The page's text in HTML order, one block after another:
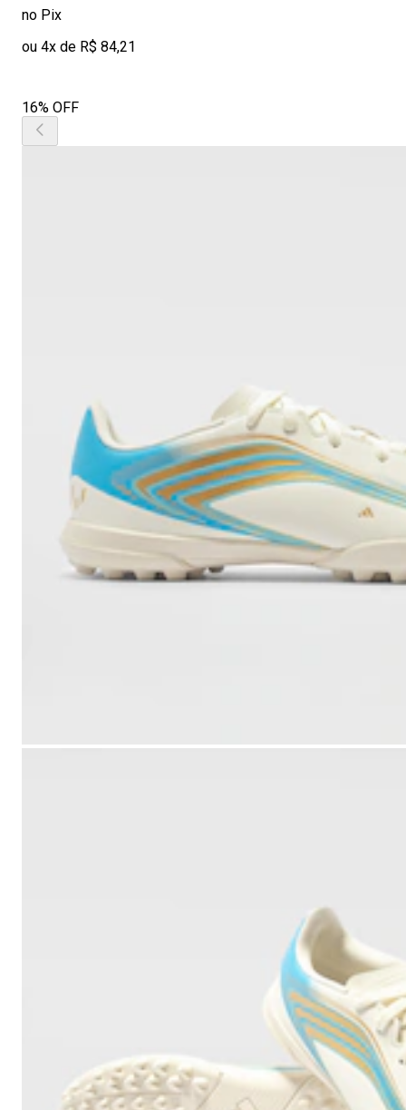
no Pix
ou 4x de R$ 84,21
16% OFF